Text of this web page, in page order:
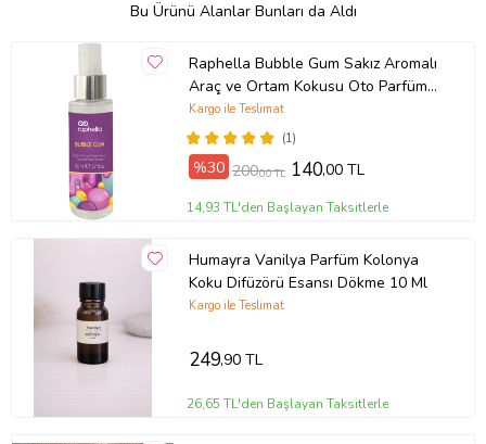
Bu Ürünü Alanlar Bunları da Aldı
Raphella Bubble Gum Sakız Aromalı
Araç ve Ortam Kokusu Oto Parfümü
110 ML
(1)
Kargo ile Teslimat
%30 200,00 TL 140,00 TL
14,93 TL'den Başlayan Taksitlerle
Humayra Vanilya Parfüm Kolonya
Koku Difüzörü Esansı Dökme 10 Ml
Kargo ile Teslimat
249,90 TL
26,65 TL'den Başlayan Taksitlerle